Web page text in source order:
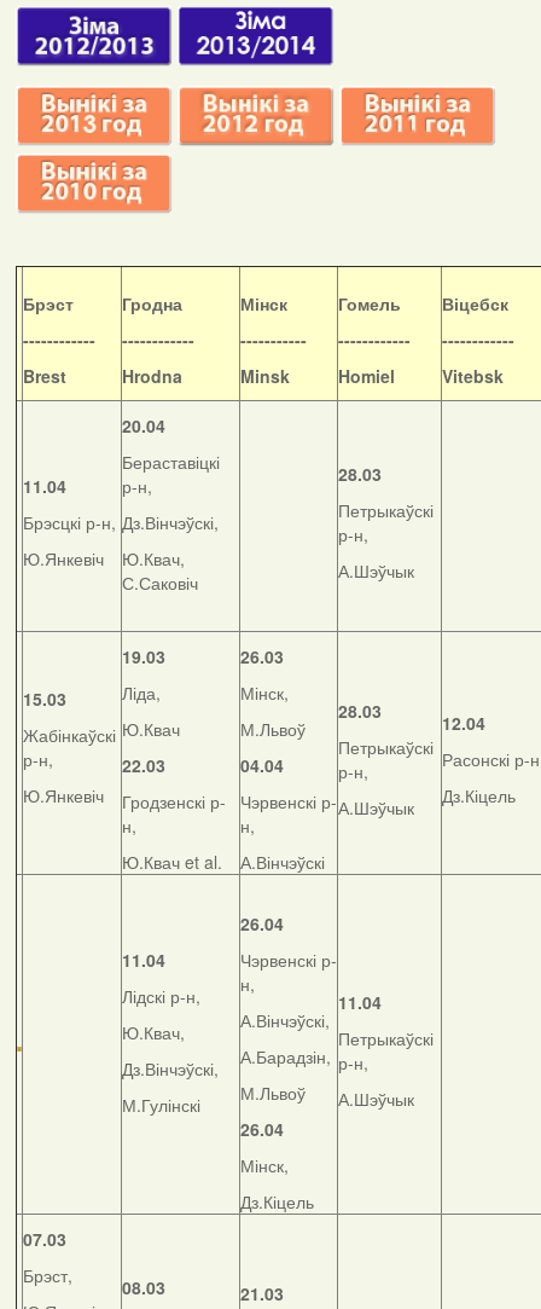
Брэст
------------
Brest
Гродна
------------
Hrodna
Мінск
-----------
Minsk
Гомель
------------
Homiel
Віцебск
------------
Vitebsk
11.04
Брэсцкі р-н,
Ю.Янкевіч
20.04
Бераставіцкі
р-н,
Дз.Вінчэўскі,
Ю.Квач,
С.Саковіч
28.03
Петрыкаўскі
р-н,
А.Шэўчык
15.03
Жабінкаўскі
р-н,
Ю.Янкевіч
19.03
Ліда,
Ю.Квач
22.03
Гродзенскі р-
н,
Ю.Квач et al.
26.03
Мінск,
М.Львоў
04.04
Чэрвенскі р-
н,
А.Вінчэўскі
28.03
Петрыкаўскі
р-н,
А.Шэўчык
12.04
Расонскі р-
Дз.Кіцель
11.04
Лідскі р-н,
Ю.Квач,
Дз.Вінчэўскі,
М.Гулінскі
26.04
Чэрвенскі р-
н,
А.Вінчэўскі,
А.Барадзін,
М.Львоў
26.04
Мінск,
Дз.Кіцель
11.04
Петрыкаўскі
р-н,
А.Шэўчык
07.03
Брэст,
08.03
21.03